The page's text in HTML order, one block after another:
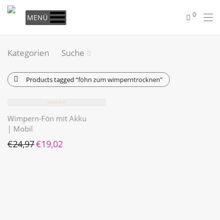
MENÜ 0
Kategorien Suche
Products tagged “föhn zum wimperntrocknen”
⭐️⭐️⭐️⭐️⭐️
Wimpern-Fön mit Akku
| Mobil
€24,97 Ursprünglicher Preis war: €24,97
€19,02